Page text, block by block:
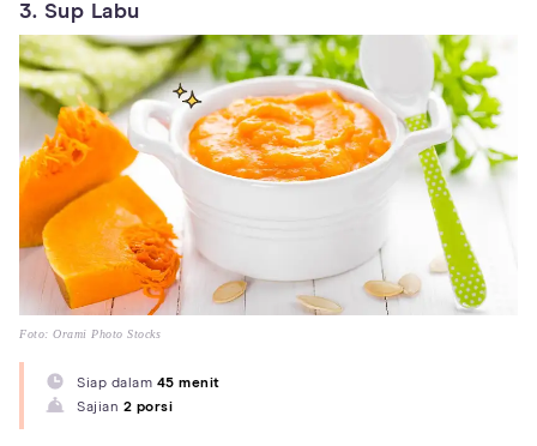
3. Sup Labu
Foto: Orami Photo Stocks
Siap dalam 45 menit
Sajian 2 porsi